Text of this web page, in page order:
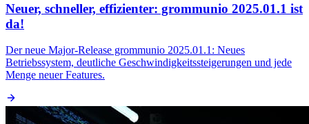
Neuer, schneller, effizienter: grommunio 2025.01.1 ist
da!
Der neue Major-Release grommunio 2025.01.1: Neues
Betriebssystem, deutliche Geschwindigkeitssteigerungen und jede
Menge neuer Features.